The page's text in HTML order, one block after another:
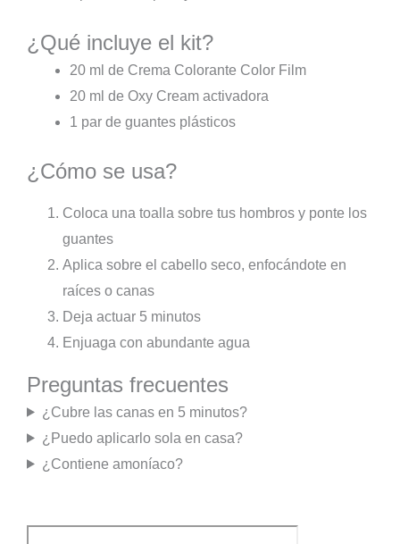
¿Qué incluye el kit?
20 ml de Crema Colorante Color Film
20 ml de Oxy Cream activadora
1 par de guantes plásticos
¿Cómo se usa?
Coloca una toalla sobre tus hombros y ponte los
guantes
Aplica sobre el cabello seco, enfocándote en
raíces o canas
Deja actuar 5 minutos
Enjuaga con abundante agua
Preguntas frecuentes
¿Cubre las canas en 5 minutos?
¿Puedo aplicarlo sola en casa?
¿Contiene amoníaco?